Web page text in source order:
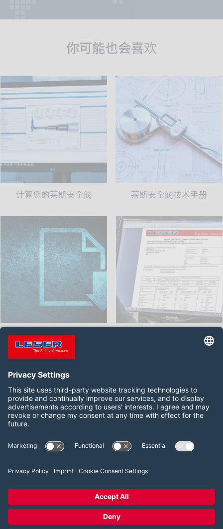
你可能也会喜欢
计算您的莱斯安全阀 莱斯安全阀技术手册
下载专区 - 为您的安全阀提
供所需的文件和信息。
莱斯安全阀的证书及资质
关注我们
WeChat
2026 LESER GmbH & Co. KG
版本说明